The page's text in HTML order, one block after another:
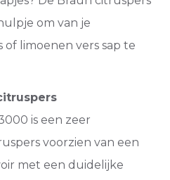
om van je
of limoenen vers sap te
is een zeer
voorzien van een
met een duidelijke